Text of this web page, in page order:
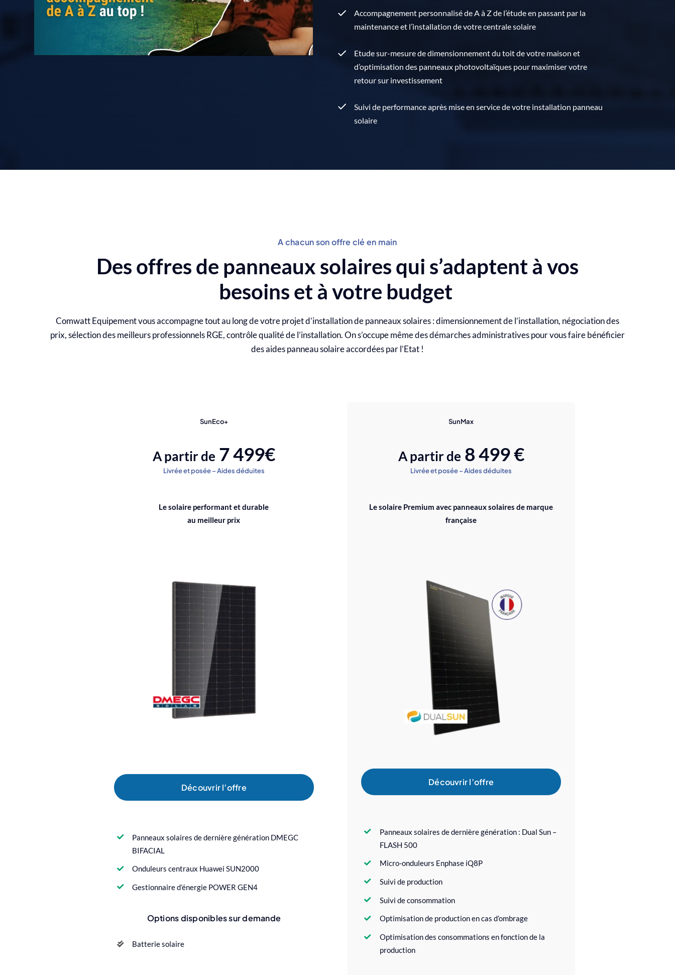
Accompagnement personnalisé de A à Z de l’étude en passant par la
maintenance et l’installation de votre centrale solaire
Etude sur-mesure de dimensionnement du toit de votre maison et
d’optimisation des panneaux photovoltaïques pour maximiser votre
retour sur investissement
Suivi de performance après mise en service de votre installation panneau
solaire
A chacun son offre clé en main
Des offres de panneaux solaires qui s’adaptent à vos
besoins et à votre budget
Comwatt Equipement vous accompagne tout au long de votre projet d’installation de panneaux solaires : dimensionnement de l’installation, négociation des
prix, sélection des meilleurs professionnels RGE, contrôle qualité de l’installation. On s’occupe même des démarches administratives pour vous faire bénéficier
des aides panneau solaire accordées par l’Etat !
SunEco+
A partir de 7 499€
Livrée et posée – Aides déduites
Le solaire performant et durable
au meilleur prix
Découvrir l’offre
Panneaux solaires de dernière génération DMEGC
BIFACIAL
Onduleurs centraux Huawei SUN2000
Gestionnaire d’énergie POWER GEN4
Options disponibles sur demande
Batterie solaire
SunMax
A partir de 8 499 €
Livrée et posée – Aides déduites
Le solaire Premium avec panneaux solaires de marque
française
Découvrir l’offre
Panneaux solaires de dernière génération : Dual Sun –
FLASH 500
Micro-onduleurs Enphase iQ8P
Suivi de production
Suivi de consommation
Optimisation de production en cas d’ombrage
Optimisation des consommations en fonction de la
production